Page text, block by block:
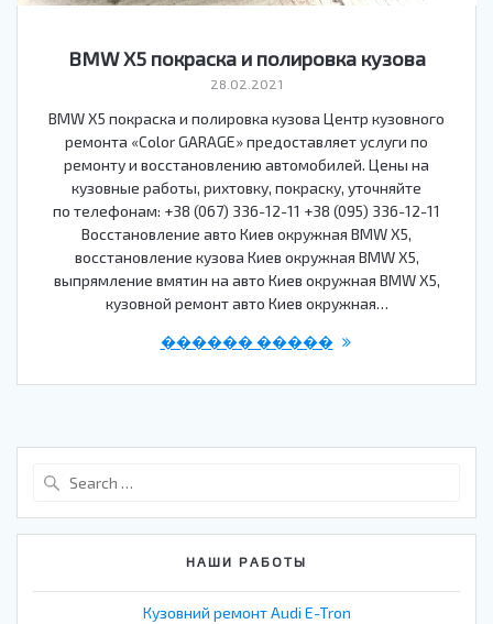
BMW X5 покраска и полировка кузова
28.02.2021
BMW X5 покраска и полировка кузова Центр кузовного
ремонта «Color GARAGE» предоставляет услуги по
ремонту и восстановлению автомобилей. Цены на
кузовные работы, рихтовку, покраску, уточняйте
по телефонам: +38 (067) 336-12-11 +38 (095) 336-12-11
Восстановление авто Киев окружная BMW X5,
восстановление кузова Киев окружная BMW X5,
выпрямление вмятин на авто Киев окружная BMW X5,
кузовной ремонт авто Киев окружная…
������ �����
НАШИ РАБОТЫ
Кузовний ремонт Audi E-Tron